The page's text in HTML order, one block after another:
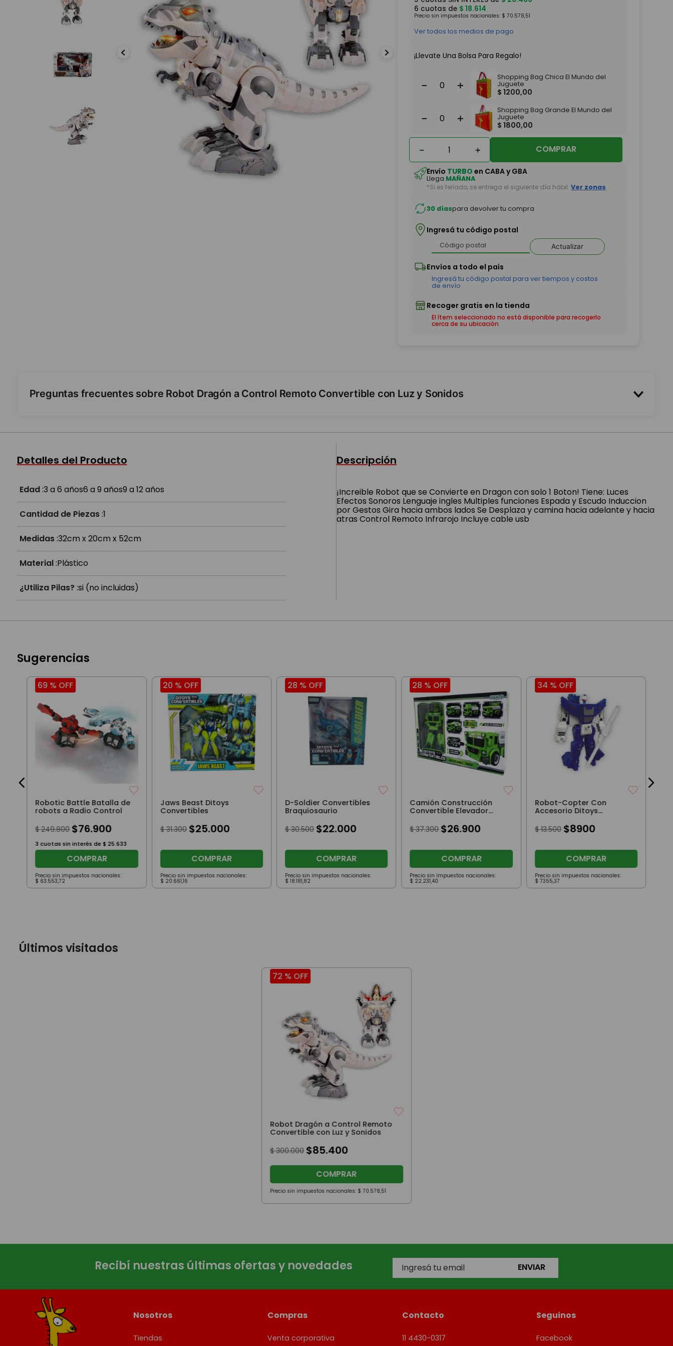
6 cuotas de $ 18.614
Precio sin impuestos nacionales: $ 70.578,51
Ver todos los medios de pago
¡Llevate Una Bolsa Para Regalo!
＋
－
Shopping Bag Chica El Mundo del
Juguete
$ 1200,00
＋
－
Shopping Bag Grande El Mundo del
Juguete
$ 1800,00
＋
－ COMPRAR
Envío TURBO en CABA y GBA
Llega MAÑANA
*Si es feriado, se entrega el siguiente día hábil. Ver zonas
30 díaspara devolver tu compra
Ingresá tu código postal
Actualizar
El ítem seleccionado no está disponible para recogerlo
cerca de su ubicación
Preguntas frecuentes sobre Robot Dragón a Control Remoto Convertible con Luz y Sonidos
¿A partir de qué edad es?
Detalles del Producto
Edad:3 a 6 años6 a 9 años9 a 12 años
Cantidad de Piezas:1
Medidas:32cm x 20cm x 52cm
Material:Plástico
¿Utiliza Pilas?:si (no incluidas)
Descripción
¡Increible Robot que se Convierte en Dragon con solo 1 Boton! Tiene: Luces
Efectos Sonoros Lenguaje ingles Multiples funciones Espada y Escudo Induccion
por Gestos Gira hacia ambos lados Se Desplaza y camina hacia adelante y hacia
atras Control Remoto Infrarojo Incluye cable usb
Sugerencias
69 % OFF
Robotic Battle Batalla de
robots a Radio Control
$ 249.800 $76.900
3 cuotas sin interés de $ 25.633
COMPRAR
Precio sin impuestos nacionales:
$ 63.553,72
20 % OFF
Jaws Beast Ditoys
Convertibles
$ 31.300 $25.000
COMPRAR
Precio sin impuestos nacionales:
$ 20.661,16
28 % OFF
D-Soldier Convertibles
Braquiosaurio
$ 30.500 $22.000
COMPRAR
Precio sin impuestos nacionales:
$ 18.181,82
28 % OFF
Camión Construcción
Convertible Elevador
$ 37.300 $26.900
COMPRAR
Precio sin impuestos nacionales:
$ 22.231,40
34 % OFF
Robot-Copter Con
Accesorio Ditoys
$ 13.500 $8900
COMPRAR
Precio sin impuestos nacionales:
$ 7355,37
Últimos visitados
72 %OFF
Robot Dragón a Control Remoto
Convertible con Luz y Sonidos
$ 300.000 $85.400
COMPRAR
Precio sin impuestos nacionales: $ 70.578,51
Recibí nuestras últimas ofertas y novedades ENVIAR
Nosotros
Tiendas
Compras
Venta corporativa
Contacto
11 4430-0317
Seguinos
Facebook